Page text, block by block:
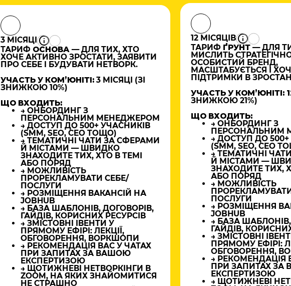
3 МІСЯЦІ
ТАРИФ ОСНОВА — ДЛЯ ТИХ, ХТО
ХОЧЕ АКТИВНО ЗРОСТАТИ, ЗАЯВИТИ
ПРО СЕБЕ І БУДУВАТИ НЕТВОРК.
УЧАСТЬ У КОМʼЮНІТІ: 3 МІСЯЦІ (ЗІ
ЗНИЖКОЮ 10%)
ЩО ВХОДИТЬ:
→ ОНБОРДИНГ З
ПЕРСОНАЛЬНИМ МЕНЕДЖЕРОМ
→ ДОСТУП ДО 500+ УЧАСНИКІВ
(SMM, SEO, CEO ТОЩО)
→ ТЕМАТИЧНІ ЧАТИ ЗА СФЕРАМИ
Й МІСТАМИ — ШВИДКО
ЗНАХОДИТЕ ТИХ, ХТО В ТЕМІ
АБО ПОРЯД
→ МОЖЛИВІСТЬ
ПРОРЕКЛАМУВАТИ СЕБЕ/
ПОСЛУГИ
→ РОЗМІЩЕННЯ ВАКАНСІЙ НА
JOBHUB
→ БАЗА ШАБЛОНІВ, ДОГОВОРІВ,
ГАЙДІВ, КОРИСНИХ РЕСУРСІВ
→ ЗМІСТОВНІ ІВЕНТИ У
ПРЯМОМУ ЕФІРІ: ЛЕКЦІЇ,
ОБГОВОРЕННЯ, ВОРКШОПИ
→ РЕКОМЕНДАЦІЯ ВАС У ЧАТАХ
ПРИ ЗАПИТАХ ЗА ВАШОЮ
ЕКСПЕРТИЗОЮ
→ ЩОТИЖНЕВІ НЕТВОРКІНГИ В
ZOOM, НА ЯКИХ ЗНАЙОМИТИСЯ
НЕ СТРАШНО
12 МІСЯЦІВ
ТАРИФ ҐРУНТ— ДЛЯ
МИСЛИТЬ
ОСОБИСТИЙ БРЕНД,
МАСШТАБУЄТЬСЯ І
ПІДТРИМКИ В
УЧАСТЬ У КОМʼЮНІТІ:
ЗНИЖКОЮ 21%)
ЩО ВХОДИТЬ:
→ ОНБОРДИНГ З
ПЕРСОНАЛЬНИМ
→ ДОСТУП ДО
(SMM, SEO, CEO
→ ТЕМАТИЧНІ
Й МІСТАМИ —
ЗНАХОДИТЕ ТИХ,
АБО ПОРЯД
→ МОЖЛИВІСТЬ
ПОСЛУГИ
→ РОЗМІЩЕННЯ
JOBHUB
→ БАЗА
ГАЙДІВ,
→ ЗМІСТОВНІ
ПРЯМОМУ ЕФІРІ:
ОБГОВОРЕННЯ,
→ РЕКОМЕНДАЦІЯ
ПРИ ЗАПИТАХ ЗА
ЕКСПЕРТИЗОЮ
→ ЩОТИЖНЕВІ